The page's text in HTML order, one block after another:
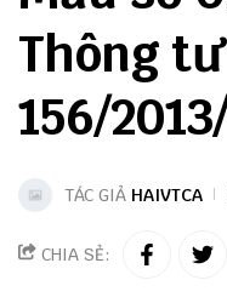
Thông
156/
TÁC GIẢ HAIVTCA
CHIA SẺ: